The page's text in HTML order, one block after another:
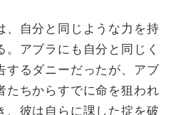
、自分と同じような力を持
アブラにも自分と同じく
するダニーだったが、アブ
たちからすでに命を狙われ
、彼は自らに課した掟を破